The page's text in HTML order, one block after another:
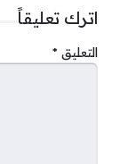
اترك تعليقاً
التعليق *